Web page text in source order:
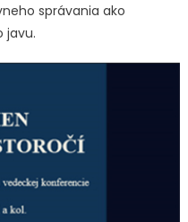
správania ako
javu.